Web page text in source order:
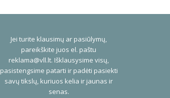
Jei turite klausimų ar pasiūlymų,
pareikškite juos el. paštu
reklama@vll.lt. Išklausysime visų,
pasistengsime patarti ir padėti pasiekti
savų tikslų, kuriuos kelia ir jaunas ir
senas.